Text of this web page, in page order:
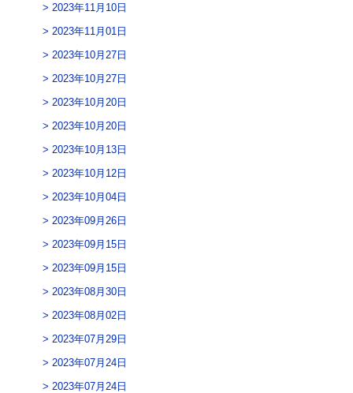
2023年11月10日
2023年11月01日
2023年10月27日
2023年10月27日
2023年10月20日
2023年10月20日
2023年10月13日
2023年10月12日
2023年10月04日
2023年09月26日
2023年09月15日
2023年09月15日
2023年08月30日
2023年08月02日
2023年07月29日
2023年07月24日
2023年07月24日